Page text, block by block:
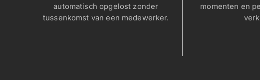
automatisch opgelost zonder
tussenkomst van een medewerker.
momenten en